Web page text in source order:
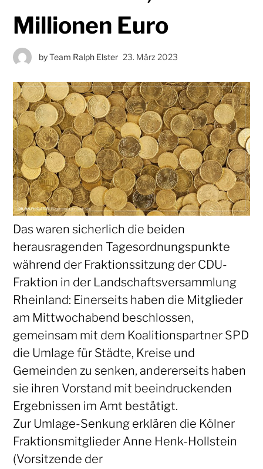
Millionen Euro
byTeam Ralph Elster 23. März 2023
Das waren sicherlich die beiden
herausragenden Tagesordnungspunkte
während der Fraktionssitzung der CDU-
Fraktion in der Landschaftsversammlung
Rheinland: Einerseits haben die Mitglieder
am Mittwochabend beschlossen,
gemeinsam mit dem Koalitionspartner SPD
die Umlage für Städte, Kreise und
Gemeinden zu senken, andererseits haben
sie ihren Vorstand mit beeindruckenden
Ergebnissen im Amt bestätigt.
Zur Umlage-Senkung erklären die Kölner
Fraktionsmitglieder Anne Henk-Hollstein
(Vorsitzende der